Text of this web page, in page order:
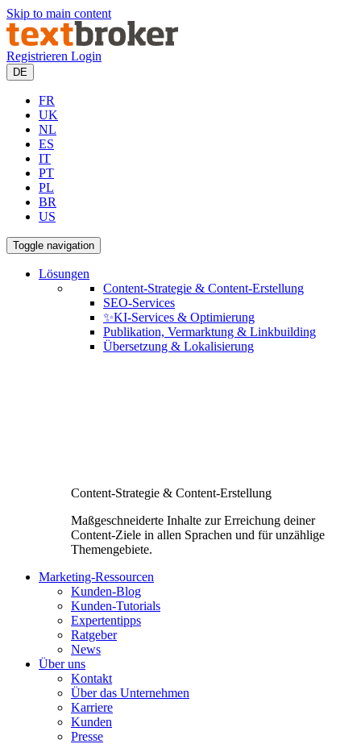
Skip to main content
Registrieren Login
DE
FR
UK
NL
ES
IT
PT
PL
BR
US
Toggle navigation
Lösungen
Content-Strategie & Content-Erstellung
SEO-Services
✨KI-Services & Optimierung
Publikation, Vermarktung & Linkbuilding
Übersetzung & Lokalisierung
Content-Strategie & Content-Erstellung
Maßgeschneiderte Inhalte zur Erreichung deiner
Content-Ziele in allen Sprachen und für unzählige
Themengebiete.
Marketing-Ressourcen
Kunden-Blog
Kunden-Tutorials
Expertentipps
Ratgeber
News
Über uns
Kontakt
Über das Unternehmen
Karriere
Kunden
Presse